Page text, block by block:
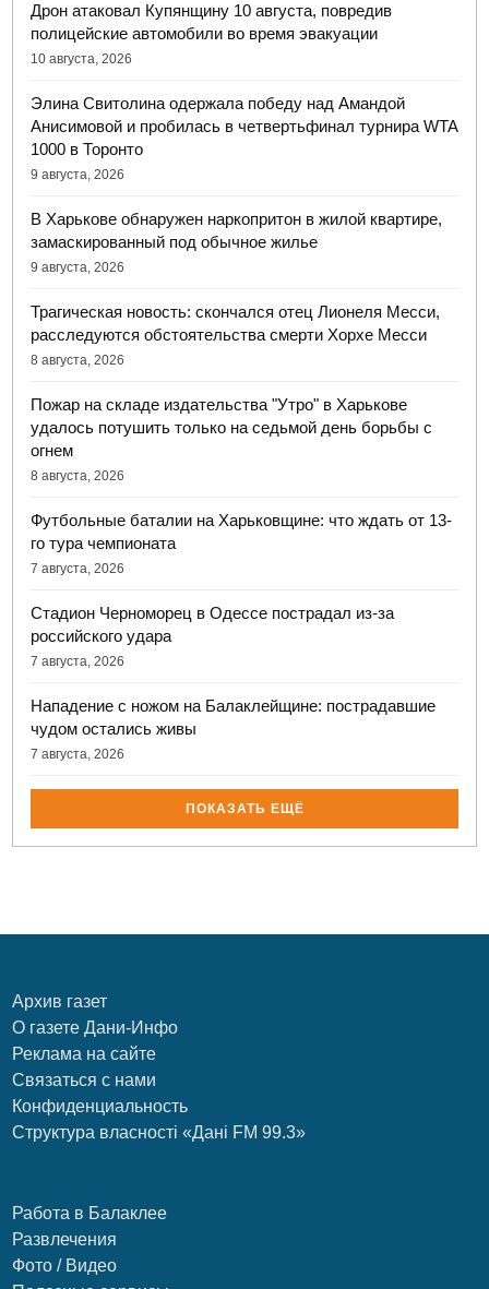
Дрон атаковал Купянщину 10 августа, повредив
полицейские автомобили во время эвакуации
10 августа, 2026
Элина Свитолина одержала победу над Амандой
Анисимовой и пробилась в четвертьфинал турнира WTA
1000 в Торонто
9 августа, 2026
В Харькове обнаружен наркопритон в жилой квартире,
замаскированный под обычное жилье
9 августа, 2026
Трагическая новость: скончался отец Лионеля Месси,
расследуются обстоятельства смерти Хорхе Месси
8 августа, 2026
Пожар на складе издательства "Утро" в Харькове
удалось потушить только на седьмой день борьбы с
огнем
8 августа, 2026
Футбольные баталии на Харьковщине: что ждать от 13-
го тура чемпионата
7 августа, 2026
Стадион Черноморец в Одессе пострадал из-за
российского удара
7 августа, 2026
Нападение с ножом на Балаклейщине: пострадавшие
чудом остались живы
7 августа, 2026
ПОКАЗАТЬ ЕЩЁ
Архив газет
О газете Дани-Инфо
Реклама на сайте
Связаться с нами
Конфиденциальность
Структура власності «Дані FM 99.3»
Работа в Балаклее
Развлечения
Фото / Видео